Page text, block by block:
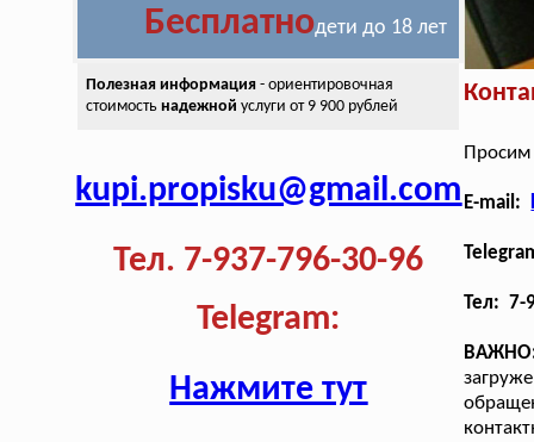
Бесплатнодети до 18 лет
Полезная информация- ориентировочная
стоимость надежной услуги от 9 900 рублей
kupi.propisku@gmail.com
Тел. 7-937-796-30-96
Telegram:
Нажмите тут
Просим
E-mail:
Тел: 7-